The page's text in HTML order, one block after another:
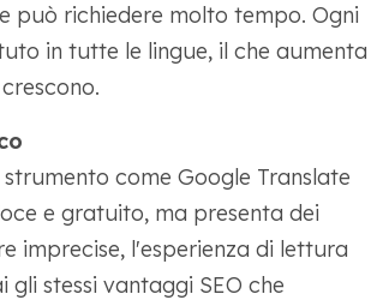
può richiedere molto tempo. Ogni
in tutte le lingue, il che aumenta
come Google Translate
e gratuito, ma presenta dei
imprecise, l'esperienza di lettura
stessi vantaggi SEO che